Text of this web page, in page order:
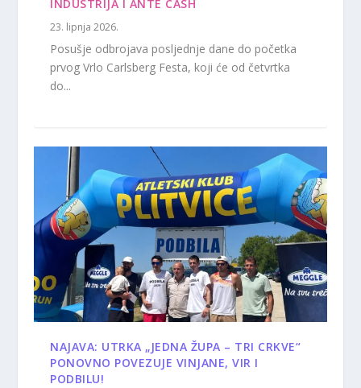
INDUSTRIJA I ANTE CASH
23. lipnja 2026.
Posušje odbrojava posljednje dane do početka
prvog Vrlo Carlsberg Festa, koji će od četvrtka
do...
NAJAVA: UTRKA „JEDNA ŽUPA – TRI CRKVE“
PONOVNO POVEZUJE VINJANE, VIR I
PODBILU!